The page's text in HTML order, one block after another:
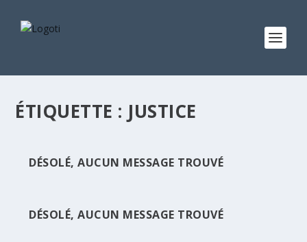
ÉTIQUETTE : JUSTICE
DÉSOLÉ, AUCUN MESSAGE TROUVÉ
DÉSOLÉ, AUCUN MESSAGE TROUVÉ